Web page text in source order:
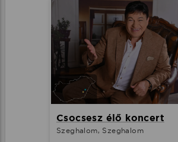
Csocsesz élő koncert
Szeghalom, Szeghalom